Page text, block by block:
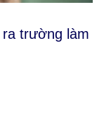
ra trường làm